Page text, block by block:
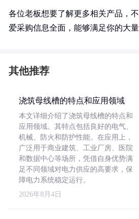
各位老板想要了解更多相关产品，
爱采购信息全面，能够满足你的大量
其他推荐
浇筑母线槽的特点和应用领域
本文详细介绍了浇筑母线槽的特点和
应用领域。其特点包括良好的电气、
机械、防火和防护性能。在应用上，
广泛用于商业建筑、工业厂房、医院
和数据中心等场所，凭借自身优势满
足不同领域对电力供应的高要求，保
障电力系统稳定运行。
2026年8月4日